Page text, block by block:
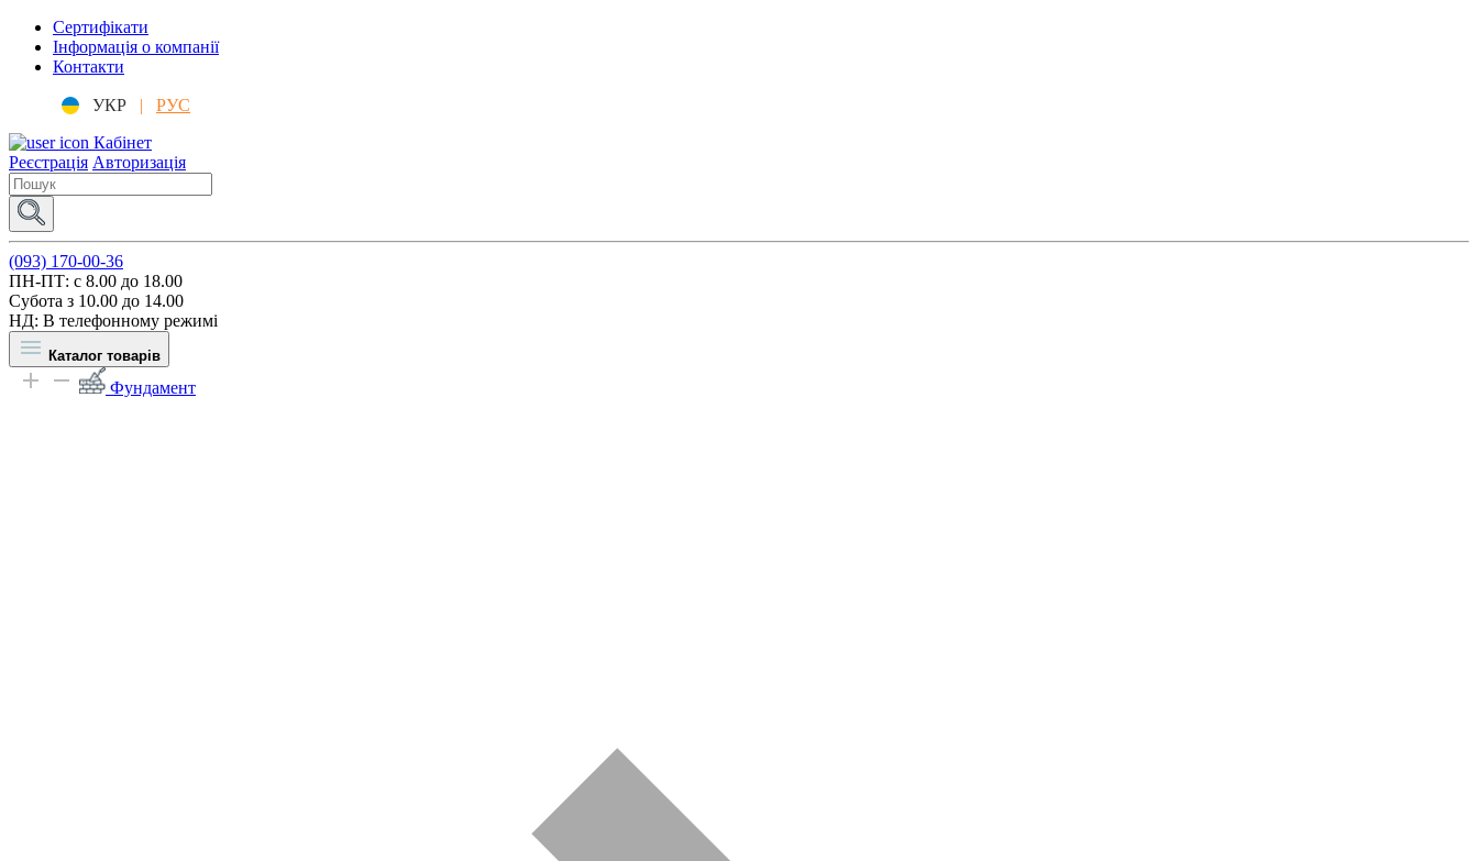
Сертифікати
Інформація о компанії
Контакти
УКР |
РУС
Кабінет
Реєстрація Авторизація
(093) 170-00-36
ПН-ПТ: c 8.00 до 18.00
Субота з 10.00 до 14.00
НД: В телефонному режимі
Каталог товарів
Фундамент